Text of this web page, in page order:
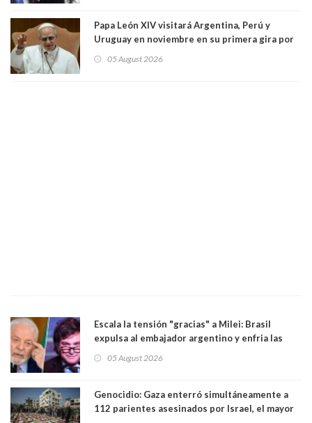
Papa León XIV visitará Argentina, Perú y
Uruguay en noviembre en su primera gira por
05 August 2026
Escala la tensión "gracias" a Milei: Brasil
expulsa al embajador argentino y enfria las
trasandino
05 August 2026
Genocidio: Gaza enterró simultáneamente a
112 parientes asesinados por Israel, el mayor